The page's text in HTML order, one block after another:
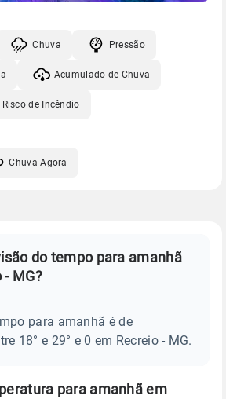
Chuva Pressão
Acumulado de Chuva
Risco de Incêndio
Chuva Agora
do tempo para amanhã
- MG?
para amanhã é de
18° e 29° e 0 em Recreio - MG.
para amanhã em